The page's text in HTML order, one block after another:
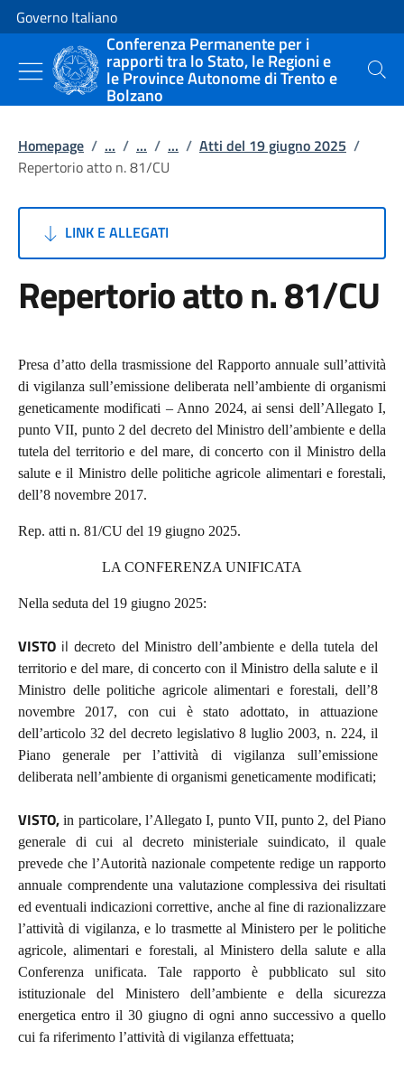
Vai al contenuto
Vai alla navigazione del sito
Governo Italiano
Conferenza Permanente per i
rapporti tra lo Stato, le Regioni e
le Province Autonome di Trento e
Bolzano
Cerca
Homepage / ... / ... / ... / Atti del 19 giugno 2025 /
Repertorio atto n. 81/CU
LINK E ALLEGATI
Repertorio atto n. 81/CU
Presa d’atto della trasmissione del Rapporto annuale sull’attività
di vigilanza sull’emissione deliberata nell’ambiente di organismi
geneticamente modificati – Anno 2024, ai sensi dell’Allegato I,
punto VII, punto 2 del decreto del Ministro dell’ambiente e della
tutela del territorio e del mare, di concerto con il Ministro della
salute e il Ministro delle politiche agricole alimentari e forestali,
dell’8 novembre 2017.
Rep. atti n. 81/CU del 19 giugno 2025.
LA CONFERENZA UNIFICATA
Nella seduta del 19 giugno 2025:
VISTO il decreto del Ministro dell’ambiente e della tutela del
territorio e del mare, di concerto con il Ministro della salute e il
Ministro delle politiche agricole alimentari e forestali, dell’8
novembre 2017, con cui è stato adottato, in attuazione
dell’articolo 32 del decreto legislativo 8 luglio 2003, n. 224, il
Piano generale per l’attività di vigilanza sull’emissione
deliberata nell’ambiente di organismi geneticamente modificati;
VISTO, in particolare, l’Allegato I, punto VII, punto 2, del Piano
generale di cui al decreto ministeriale suindicato, il quale
prevede che l’Autorità nazionale competente redige un rapporto
annuale comprendente una valutazione complessiva dei risultati
ed eventuali indicazioni correttive, anche al fine di razionalizzare
l’attività di vigilanza, e lo trasmette al Ministero per le politiche
agricole, alimentari e forestali, al Ministero della salute e alla
Conferenza unificata. Tale rapporto è pubblicato sul sito
istituzionale del Ministero dell’ambiente e della sicurezza
energetica entro il 30 giugno di ogni anno successivo a quello
cui fa riferimento l’attività di vigilanza effettuata;